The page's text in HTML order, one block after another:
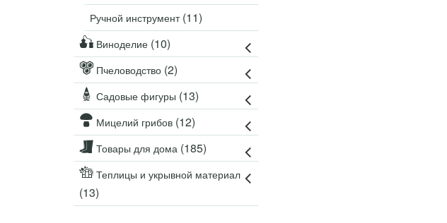
Ручной инструмент (11)
Виноделие (10)
Пчеловодство (2)
Садовые фигуры (13)
Мицелий грибов (12)
Товары для дома (185)
Теплицы и укрывной материал
(13)